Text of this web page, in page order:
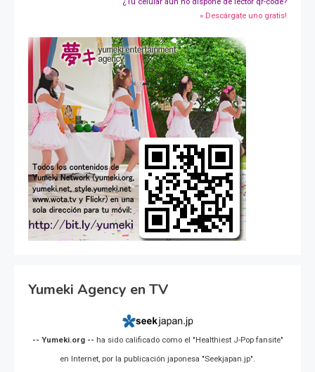
» Descárgate uno gratis!
Yumeki Agency en TV
-- Yumeki.org -- ha sido calificado como el "Healthiest J-Pop fansite"
en Internet, por la publicación japonesa "Seekjapan.jp".